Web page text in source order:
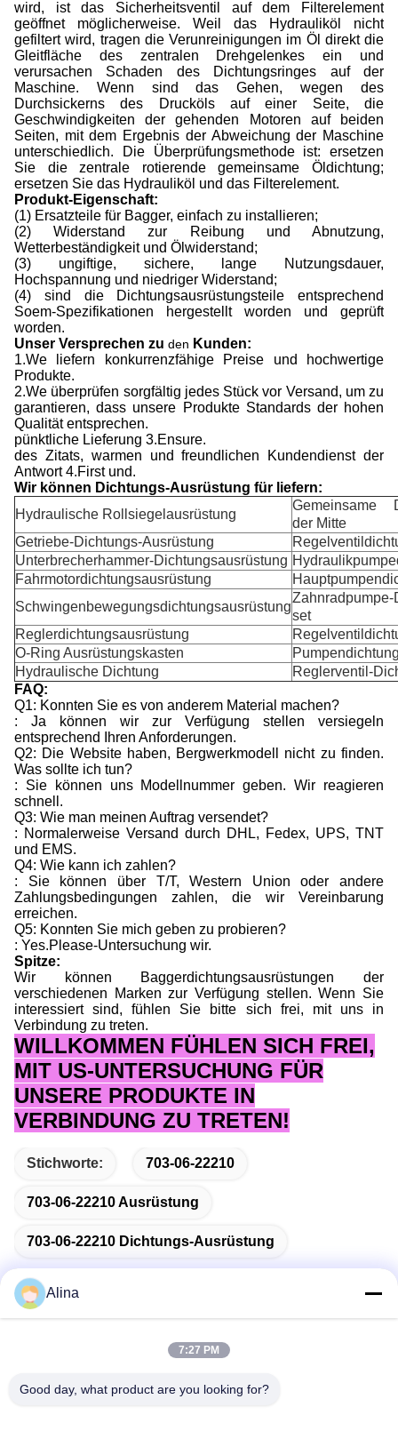
wird, ist das Sicherheitsventil auf dem Filterelement
geöffnet möglicherweise. Weil das Hydrauliköl nicht
gefiltert wird, tragen die Verunreinigungen im Öl direkt die
Gleitfläche des zentralen Drehgelenkes ein und
verursachen Schaden des Dichtungsringes auf der
Maschine. Wenn sind das Gehen, wegen des
Durchsickerns des Drucköls auf einer Seite, die
Geschwindigkeiten der gehenden Motoren auf beiden
Seiten, mit dem Ergebnis der Abweichung der Maschine
unterschiedlich. Die Überprüfungsmethode ist: ersetzen
Sie die zentrale rotierende gemeinsame Öldichtung;
ersetzen Sie das Hydrauliköl und das Filterelement.
Produkt-Eigenschaft:
(1) Ersatzteile für Bagger, einfach zu installieren;
(2) Widerstand zur Reibung und Abnutzung,
Wetterbeständigkeit und Ölwiderstand;
(3) ungiftige, sichere, lange Nutzungsdauer,
Hochspannung und niedriger Widerstand;
(4) sind die Dichtungsausrüstungsteile entsprechend
Soem-Spezifikationen hergestellt worden und geprüft
worden.
Unser Versprechen zu den Kunden:
1.We liefern konkurrenzfähige Preise und hochwertige
Produkte.
2.We überprüfen sorgfältig jedes Stück vor Versand, um zu
garantieren, dass unsere Produkte Standards der hohen
Qualität entsprechen.
pünktliche Lieferung 3.Ensure.
des Zitats, warmen und freundlichen Kundendienst der
Antwort 4.First und.
Wir können Dichtungs-Ausrüstung für liefern:
Hydraulische Rollsiegelausrüstung
Gemeinsame
der Mitte
Getriebe-Dichtungs-Ausrüstung
Unterbrecherhammer-Dichtungsausrüstung
Fahrmotordichtungsausrüstung
Schwingenbewegungsdichtungsausrüstung
Zahnradpumpe-
set
Reglerdichtungsausrüstung
O-Ring Ausrüstungskasten
Hydraulische Dichtung
Reglerventil-
FAQ:
Q1: Konnten Sie es von anderem Material machen?
: Ja können wir zur Verfügung stellen versiegeln
entsprechend Ihren Anforderungen.
Q2: Die Website haben, Bergwerkmodell nicht zu finden.
Was sollte ich tun?
: Sie können uns Modellnummer geben. Wir reagieren
schnell.
Q3: Wie man meinen Auftrag versendet?
: Normalerweise Versand durch DHL, Fedex, UPS, TNT
und EMS.
Q4: Wie kann ich zahlen?
: Sie können über T/T, Western Union oder andere
Zahlungsbedingungen zahlen, die wir Vereinbarung
erreichen.
Q5: Konnten Sie mich geben zu probieren?
: Yes.Please-Untersuchung wir.
Spitze:
Wir können Baggerdichtungsausrüstungen der
verschiedenen Marken zur Verfügung stellen. Wenn Sie
interessiert sind, fühlen Sie bitte sich frei, mit uns in
Verbindung zu treten.
WILLKOMMEN FÜHLEN SICH FREI,
MIT US-UNTERSUCHUNG FÜR
UNSERE PRODUKTE IN
VERBINDUNG ZU TRETEN!
Stichworte: 703-06-22210
703-06-22210 Ausrüstung
703-06-22210 Dichtungs-Ausrüstung
Schnelle Kontaktaufnahme
Anschrift
Alina
7:27 PM
Good day, what product are you looking for?